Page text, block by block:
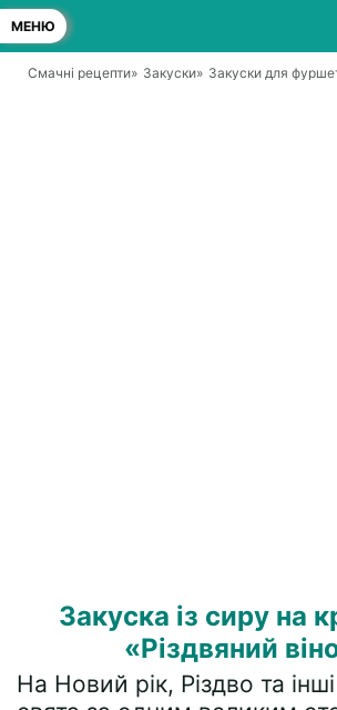
МЕНЮ
Смачні рецепти» Закуски» Закуски для
Закуска із сиру на
«Різдвяний
На Новий рік, Різдво та